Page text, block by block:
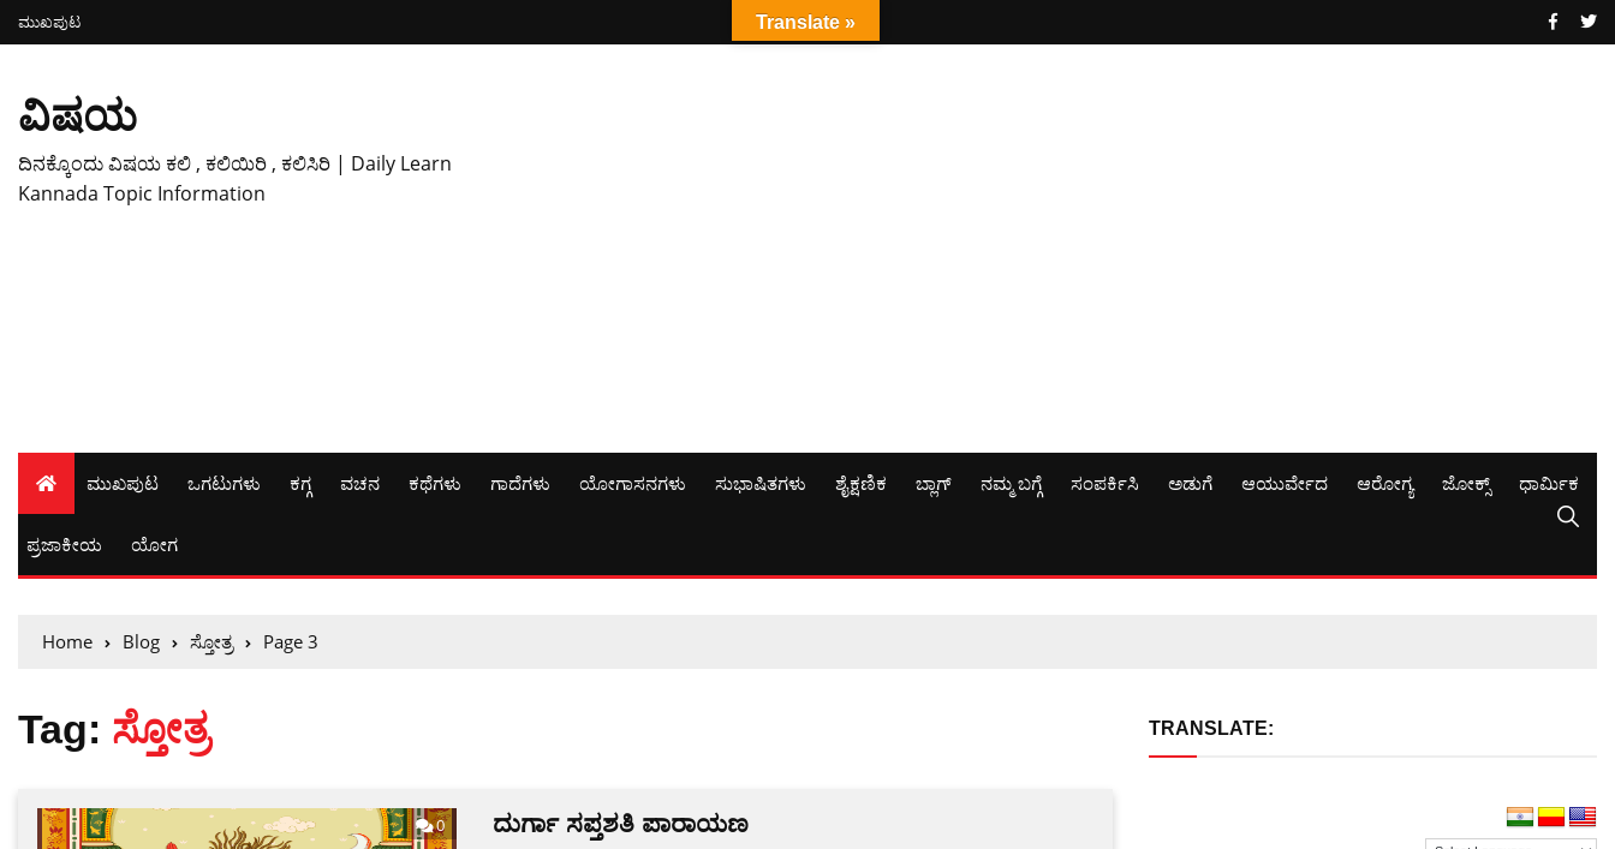
ಮುಖಪುಟ
ವಿಷಯ
ದಿನಕ್ಕೊಂದು ವಿಷಯ ಕಲಿ , ಕಲಿಯಿರಿ , ಕಲಿಸಿರಿ | Daily Learn
Kannada Topic Information
ಮುಖಪುಟ ಒಗಟುಗಳು ಕಗ್ಗ ವಚನ ಕಥೆಗಳು ಗಾದೆಗಳು ಯೋಗಾಸನಗಳು ಸುಭಾಷಿತಗಳು ಶೈಕ್ಷಣಿಕ ಬ್ಲಾಗ್ ನಮ್ಮ ಬಗ್ಗೆ ಸಂಪರ್ಕಿಸಿ ಅಡುಗೆ ಆಯುರ್ವೇದ ಆರೋಗ್ಯ ಜೋಕ್ಸ್ ಧಾರ್ಮಿಕ
ಪ್ರಜಾಕೀಯ ಯೋಗ
Home Blog ಸ್ತೋತ್ರ Page 3
Tag: ಸ್ತೋತ್ರ
0 ದುರ್ಗಾ ಸಪ್ತಶತಿ ಪಾರಾಯಣ
TRANSLATE:
Translate »